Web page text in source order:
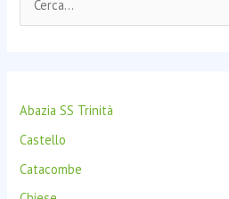
a
:
Abazia SS Trinità
Castello
Catacombe